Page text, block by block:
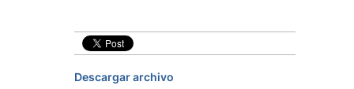
Descargar archivo